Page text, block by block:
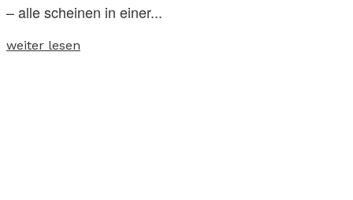
– alle scheinen in einer...
weiter lesen